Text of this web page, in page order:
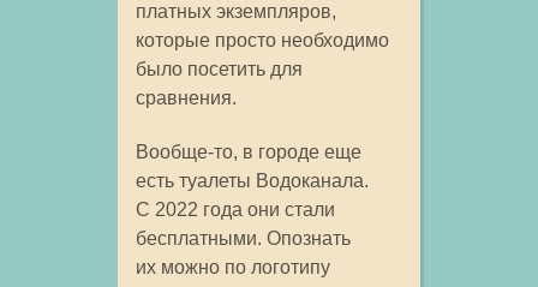
платных экземпляров,
которые просто необходимо
было посетить для
сравнения.
Вообще-то, в городе еще
есть туалеты Водоканала.
С 2022 года они стали
бесплатными. Опознать
их можно по логотипу